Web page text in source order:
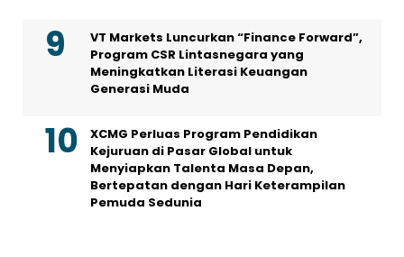
VT Markets Luncurkan “Finance Forward”,
Program CSR Lintasnegara yang
Meningkatkan Literasi Keuangan
Generasi Muda
XCMG Perluas Program Pendidikan
Kejuruan di Pasar Global untuk
Menyiapkan Talenta Masa Depan,
Bertepatan dengan Hari Keterampilan
Pemuda Sedunia